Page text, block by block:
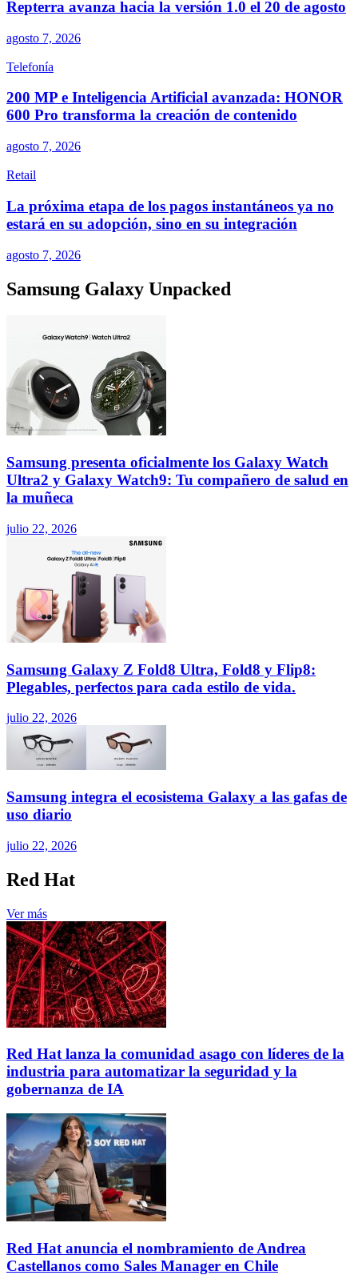
Repterra avanza hacia la versión 1.0 el 20 de agosto
agosto 7, 2026
Telefonía
200 MP e Inteligencia Artificial avanzada: HONOR
600 Pro transforma la creación de contenido
agosto 7, 2026
Retail
La próxima etapa de los pagos instantáneos ya no
estará en su adopción, sino en su integración
agosto 7, 2026
Samsung Galaxy Unpacked
Samsung presenta oficialmente los Galaxy Watch
Ultra2 y Galaxy Watch9: Tu compañero de salud en
la muñeca
julio 22, 2026
Samsung Galaxy Z Fold8 Ultra, Fold8 y Flip8:
Plegables, perfectos para cada estilo de vida.
julio 22, 2026
Samsung integra el ecosistema Galaxy a las gafas de
uso diario
julio 22, 2026
Red Hat
Ver más
Red Hat lanza la comunidad asago con líderes de la
industria para automatizar la seguridad y la
gobernanza de IA
Red Hat anuncia el nombramiento de Andrea
Castellanos como Sales Manager en Chile